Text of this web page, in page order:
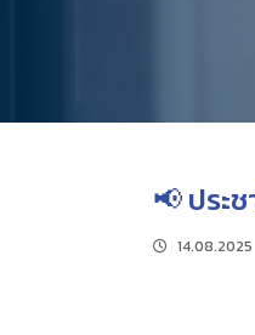
📢 ประ
14.08.2025